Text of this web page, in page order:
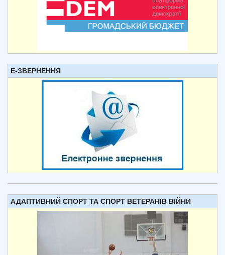
Е-ЗВЕРНЕННЯ
АДАПТИВНИЙ СПОРТ ТА СПОРТ ВЕТЕРАНІВ ВІЙНИ